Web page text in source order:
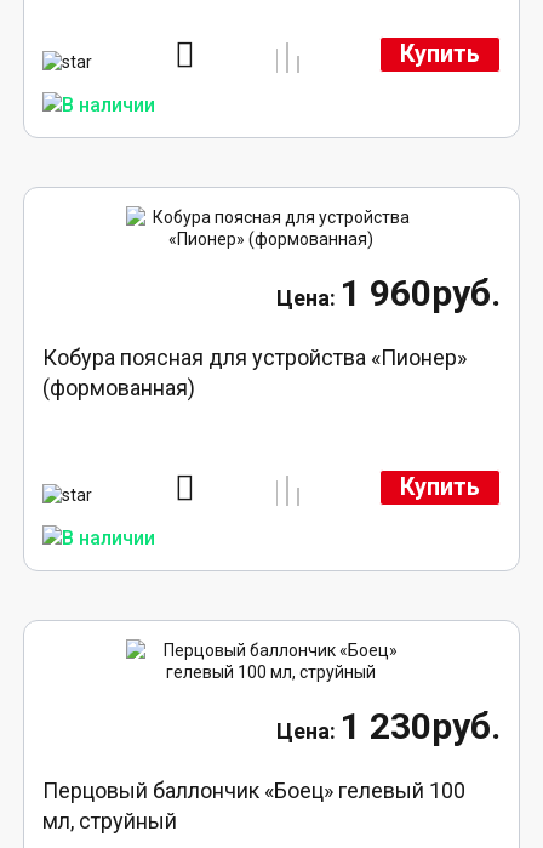
Купить
1 960руб.
Кобура поясная для устройства «Пионер»
(формованная)
Купить
1 230руб.
Перцовый баллончик «Боец» гелевый 100
мл, струйный